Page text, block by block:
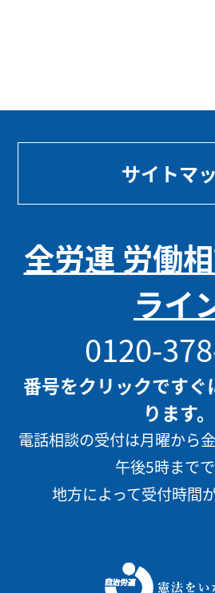
サイトマ
全労連 労働
ライ
0120-
番号をクリックですぐ
ります。
電話相談の受付は月曜から
午後5時までで
地方によって受付時間